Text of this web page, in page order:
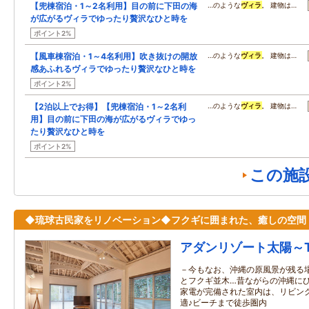
【兜棟宿泊・1～2名利用】目の前に下田の海
が広がるヴィラでゆったり贅沢なひと時を
ポイント2%
…のようなヴィラ 。 建物は…
【風車棟宿泊・1～4名利用】吹き抜けの開放
感あふれるヴィラでゆったり贅沢なひと時を
ポイント2%
…のようなヴィラ 。 建物は…
【2泊以上でお得】【兜棟宿泊・1～2名利
用】目の前に下田の海が広がるヴィラでゆっ
たり贅沢なひと時を
ポイント2%
…のようなヴィラ 。 建物は…
この施
◆琉球古民家をリノベーション◆フクギに囲まれた、癒しの空間
アダンリゾート太陽
－今もなお、沖縄の原風景が残る
とフクギ並木…昔ながらの沖縄に
家電が完備された室内は、リビン
適♪ビーチまで徒歩圏内